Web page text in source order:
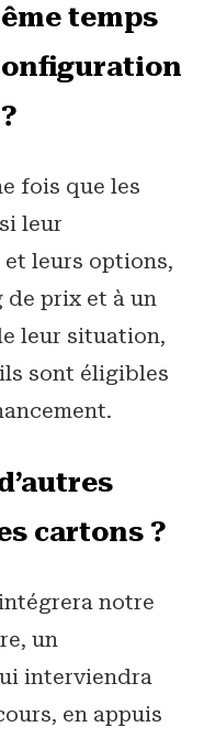
temps
fois que les
leur
leurs options,
prix et à un
leur situation,
sont éligibles
cartons ?
notre
un
interviendra
en appuis